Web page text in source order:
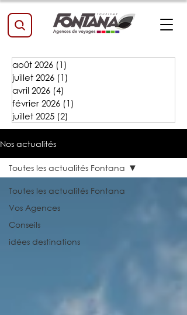
août 2026 (1)
juillet 2026 (1)
avril 2026 (4)
février 2026 (1)
juillet 2025 (2)
Nos actualités
Toutes les actualités Fontana
Vos Agences
Conseils
idées destinations
Toutes les actualités Fontana